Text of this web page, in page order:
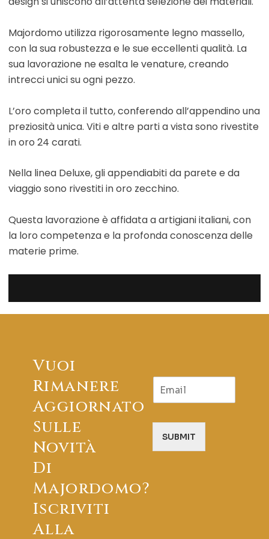
Majordomo utilizza rigorosamente legno massello,
con la sua robustezza e le sue eccellenti qualità. La
sua lavorazione ne esalta le venature, creando
intrecci unici su ogni pezzo.
L’oro completa il tutto, conferendo all’appendino una
preziosità unica. Viti e altre parti a vista sono rivestite
in oro 24 carati.
Nella linea Deluxe, gli appendiabiti da parete e da
viaggio sono rivestiti in oro zecchino.
Questa lavorazione è affidata a artigiani italiani, con
la loro competenza e la profonda conoscenza delle
materie prime.
Vuoi
Rimanere
Aggiornato
Sulle
Novità
Di
Majordomo?
Iscriviti
Alla
m
a
SUBMIT